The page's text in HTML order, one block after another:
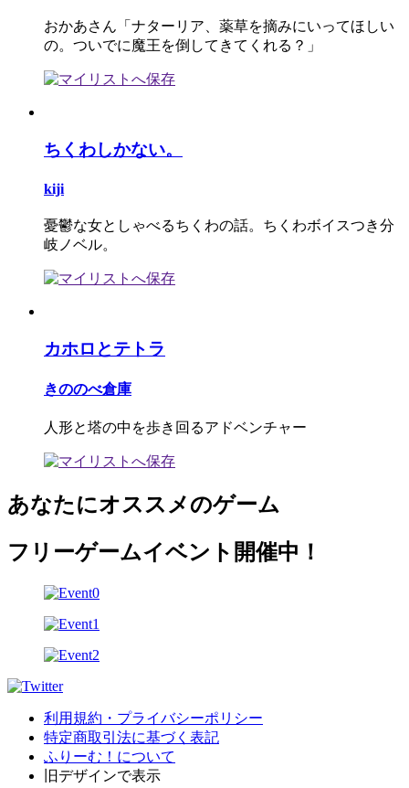
おかあさん「ナターリア、薬草を摘みにいってほしい
の。ついでに魔王を倒してきてくれる？」
ちくわしかない。
kiji
憂鬱な女としゃべるちくわの話。ちくわボイスつき分
岐ノベル。
カホロとテトラ
きののべ倉庫
人形と塔の中を歩き回るアドベンチャー
あなたにオススメのゲーム
フリーゲームイベント開催中！
利用規約・プライバシーポリシー
特定商取引法に基づく表記
ふりーむ！について
旧デザインで表示